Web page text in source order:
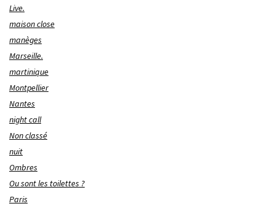
Live.
maison close
manèges
Marseille.
martinique
Montpellier
Nantes
night call
Non classé
nuit
Ombres
Ou sont les toilettes ?
Paris